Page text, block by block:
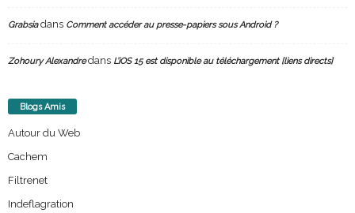
Grabsiadans Comment accéder au presse-papiers sous Android ?
Zohoury Alexandredans L’iOS 15 est disponible au téléchargement [liens directs]
Blogs Amis
Autour du Web
Cachem
Filtrenet
Indeflagration